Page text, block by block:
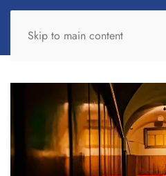
Skip to main content